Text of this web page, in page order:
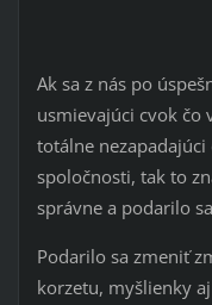
Ak sa z nás po
usmievajúci cvok čo
totálne
spoločnosti, tak to
správne a podarilo
Podarilo sa zmeniť
korzetu, myšlienky